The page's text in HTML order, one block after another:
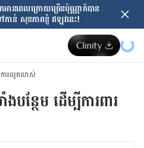
អានពេលក្រោយ​ច្រើនប៉ុណ្ណាក៏បាន
ន់ សុខភាពខ្ញុំ ឥឡូវនេះ!
ការលូតលាស់
បន្ថែម ដើម្បីការពារ